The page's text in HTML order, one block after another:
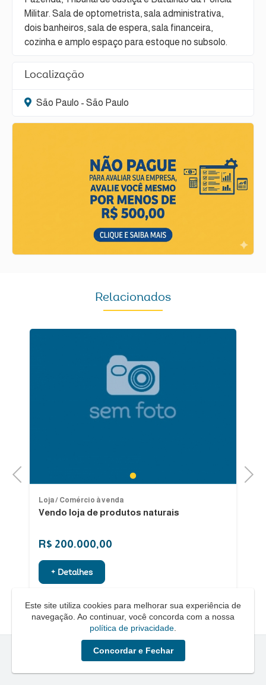
Militar. Sala de optometrista, sala administrativa,
dois banheiros, sala de espera, sala financeira,
cozinha e amplo espaço para estoque no subsolo.
Localização
São Paulo - São Paulo
Relacionados
Previous 1
Loja / Comércio à venda
Vendo loja de produtos naturais
R$ 200.000,00
+ Detalhes
Next
Quero um Negócio © - 2026 - Todos os direitos reservados
Este site utiliza cookies para melhorar sua experiência de
navegação. Ao continuar, você concorda com a nossa
política de privacidade
Concordar e Fechar